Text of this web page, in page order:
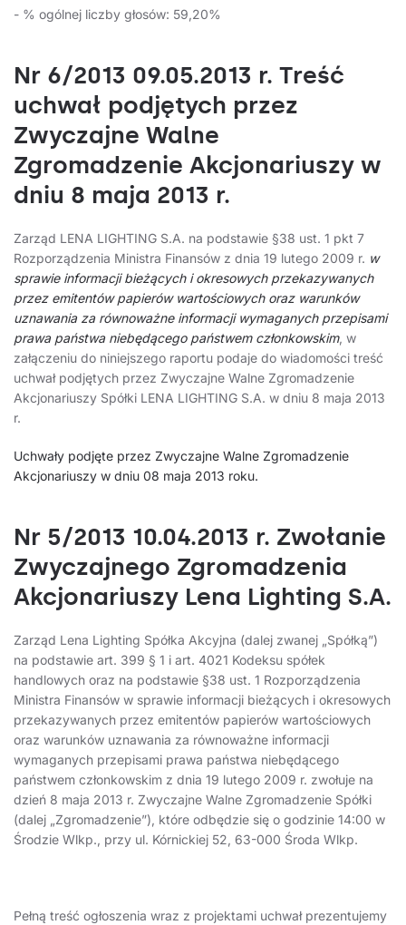
- % ogólnej liczby głosów: 59,20%
Nr 6/2013 09.05.2013 r. Treść
uchwał podjętych przez
Zwyczajne Walne
Zgromadzenie Akcjonariuszy w
dniu 8 maja 2013 r.
Zarząd LENA LIGHTING S.A. na podstawie §38 ust. 1 pkt 7
Rozporządzenia Ministra Finansów z dnia 19 lutego 2009 r. w
sprawie informacji bieżących i okresowych przekazywanych
przez emitentów papierów wartościowych oraz warunków
uznawania za równoważne informacji wymaganych przepisami
prawa państwa niebędącego państwem członkowskim, w
załączeniu do niniejszego raportu podaje do wiadomości treść
uchwał podjętych przez Zwyczajne Walne Zgromadzenie
Akcjonariuszy Spółki LENA LIGHTING S.A. w dniu 8 maja 2013
r.
Uchwały podjęte przez Zwyczajne Walne Zgromadzenie
Akcjonariuszy w dniu 08 maja 2013 roku.
Nr 5/2013 10.04.2013 r. Zwołanie
Zwyczajnego Zgromadzenia
Akcjonariuszy Lena Lighting S.A.
Zarząd Lena Lighting Spółka Akcyjna (dalej zwanej „Spółką”)
na podstawie art. 399 § 1 i art. 4021 Kodeksu spółek
handlowych oraz na podstawie §38 ust. 1 Rozporządzenia
Ministra Finansów w sprawie informacji bieżących i okresowych
przekazywanych przez emitentów papierów wartościowych
oraz warunków uznawania za równoważne informacji
wymaganych przepisami prawa państwa niebędącego
państwem członkowskim z dnia 19 lutego 2009 r. zwołuje na
dzień 8 maja 2013 r. Zwyczajne Walne Zgromadzenie Spółki
(dalej „Zgromadzenie”), które odbędzie się o godzinie 14:00 w
Środzie Wlkp., przy ul. Kórnickiej 52, 63-000 Środa Wlkp.
Pełną treść ogłoszenia wraz z projektami uchwał prezentujemy